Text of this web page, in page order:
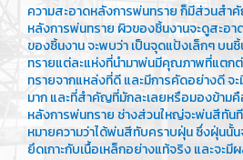
ความสะอาดหลังการพ่นทราย ก็มีส่วนสำ
หลังการพ่นทราย ผิวของชิ้นงานจะดูสะอา
ของชิ้นงาน จะพบว่า เป็นจุดแป้งเล็กๆ บน
ทรายแต่ละแห่งที่นำมาพ่นมีคุณภาพที่แตก
ทรายจากแหล่งที่ดี และมีการคัดอย่างดี จ
มาก และที่สำคัญที่มักละเลยหรือมองข้าม
หลังการพ่นทราย ช่างส่วนใหญ่จะพ่นสีทัน
หมายความว่าได้พ่นสีทับคราบฝุ่น ซึ่งฝุ่นนั้น
ยึดเกาะกับเนื้อเหล็กอย่างแท้จริง และจะ